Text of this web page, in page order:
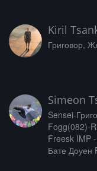
Kiril
Григовор,
Simeon
Sensei-
Fogg(082)-
Freesk IMP
Бате Доуен